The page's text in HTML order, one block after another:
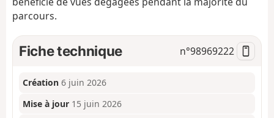
n
parcours.
Fiche technique n°98969222
Création 6 juin 2026
Mise à jour 15 juin 2026